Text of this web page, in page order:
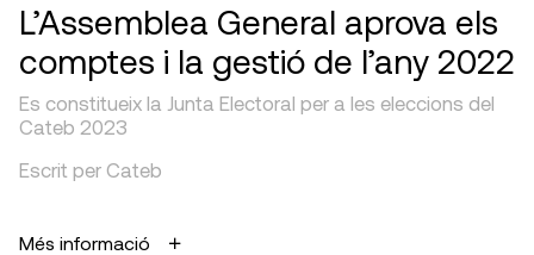
L’Assemblea General aprova els
comptes i la gestió de l’any 2022
Es constitueix la Junta Electoral per a les eleccions del
Cateb 2023
Escrit per Cateb
Més informació